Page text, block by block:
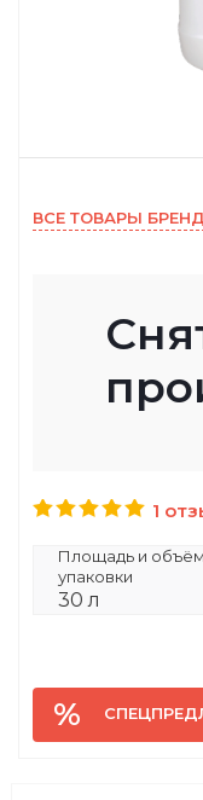
ВСЕ ТОВАРЫ
1
Площадь и объём
упаковки
30 л